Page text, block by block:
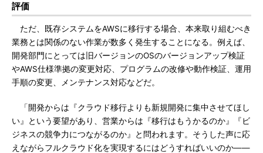
評価
ただ、既存システムをAWSに移行する場合、本来取り組むべき
業務とは関係のない作業が数多く発生することになる。例えば、
開発部門にとっては旧バージョンのOSのバージョンアップ検証
やAWS仕様準拠の変更対応、プログラムの改修や動作検証、運用
手順の変更、メンテナンス対応などだ。
「開発からは『クラウド移行よりも新規開発に集中させてほし
い』という要望があり、営業からは『移行はもうかるのか』『ビ
ジネスの競争力につながるのか』と問われます。そうした声に応
えながらフルクラウド化を実現するにはどうすればいいのか――